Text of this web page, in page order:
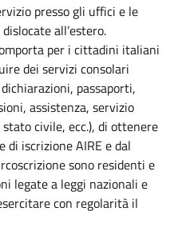
presso gli uffici e le
all’estero.
per i cittadini italiani
dei servizi consolari
passaporti,
assistenza, servizio
civile, ecc.), di ottenere
di iscrizione AIRE e dal
sono residenti e
legate a leggi nazionali e
con regolarità il